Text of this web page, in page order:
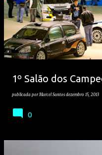
1º Salão dos
publicada porMarcel Santos dezembro 15, 2013
0